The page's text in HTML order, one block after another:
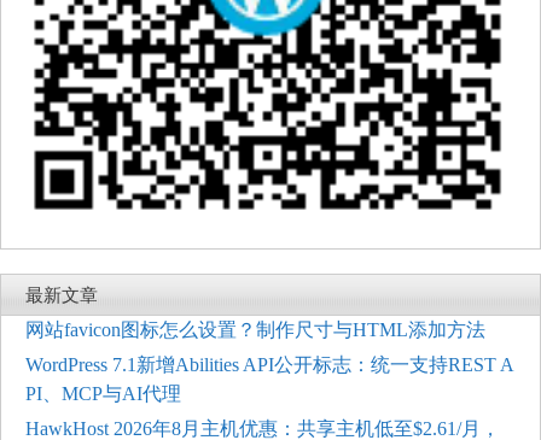
最新文章
网站favicon图标怎么设置？制作尺寸与HTML添加方法
WordPress 7.1新增Abilities API公开标志：统一支持REST A
PI、MCP与AI代理
HawkHost 2026年8月主机优惠：共享主机低至$2.61/月，